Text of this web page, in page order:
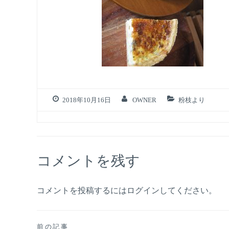
2018年10月16日 OWNER 粉枝より
コメントを残す
コメントを投稿するには ログイン してください。
前の記事